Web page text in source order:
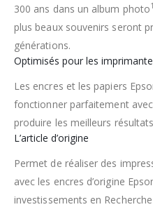
300 ans dans un album photo1
plus beaux souvenirs seront
générations.
Optimisés pour les
Les encres et les papiers
fonctionner parfaitement
produire les meilleurs
L’article d’origine
Permet de réaliser des
avec les encres d’origine
investissements en